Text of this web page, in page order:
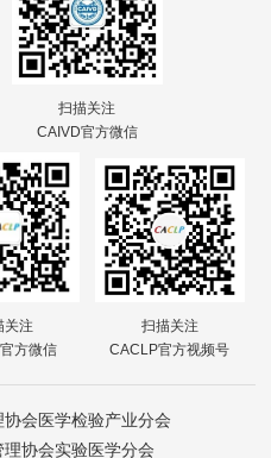
扫描关注
CAIVD官方微信
关注
方微信
扫描关注
CACLP官方视频号
会医学检验产业分会
协会实验医学分会